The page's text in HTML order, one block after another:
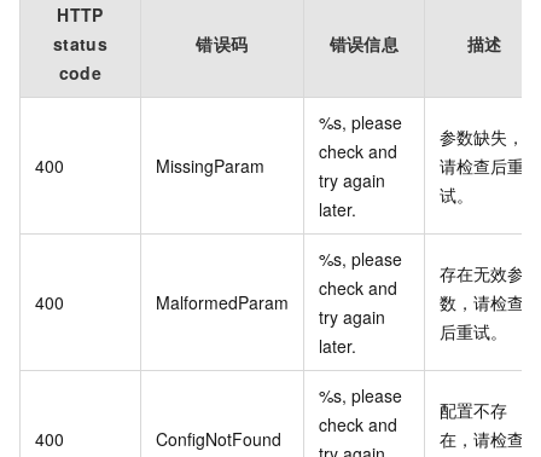
HTTP
status
code
错误码 错误信息 描述
400 MissingParam
%s, please
check and
try again
later.
参数缺失，
请检查后重
试。
400 MalformedParam
%s, please
check and
try again
later.
存在无效参
数，请检查
后重试。
400 ConfigNotFound
%s, please
check and
配置不存
在，请检查